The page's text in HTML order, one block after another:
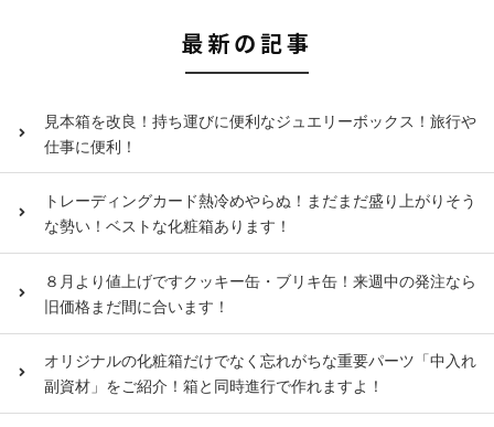
最新の記事
見本箱を改良！持ち運びに便利なジュエリーボックス！旅行や
仕事に便利！
トレーディングカード熱冷めやらぬ！まだまだ盛り上がりそう
な勢い！ベストな化粧箱あります！
８月より値上げですクッキー缶・ブリキ缶！来週中の発注なら
旧価格まだ間に合います！
オリジナルの化粧箱だけでなく忘れがちな重要パーツ「中入れ
副資材」をご紹介！箱と同時進行で作れますよ！